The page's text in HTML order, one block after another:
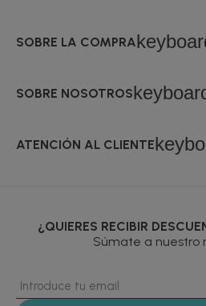
SOBRE LA COMPRA
SOBRE NOSOTROS
ATENCIÓN AL CLIENTE
¿QUIERES RECIBIR
Súmate a nuestro